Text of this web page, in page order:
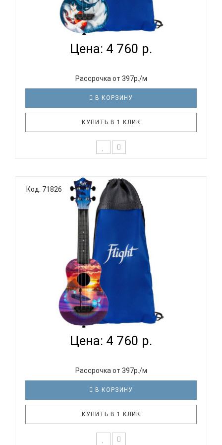
FLIGHT ULTRA S-42 KUMIHO - УКУЛЕЛЕ СОПРАНО...
Цена: 4 760 р.
Рассрочка от 397р./м
В КОРЗИНУ
КУПИТЬ В 1 КЛИК
отзывчивая верхняя дека с системой W-пружин
(«веер») Флюрокарбоновые струны обеспечивают
яркое звучание Чрезвычайно прочная и
водонепроницаемая конструкция Выпуклая
задняя дека особой формы для объ..
Код: 71826
FLIGHT ULTRA S-42 VIBE - УКУЛЕЛЕ СОПРАНО...
Цена: 4 760 р.
Рассрочка от 397р./м
В КОРЗИНУ
КУПИТЬ В 1 КЛИК